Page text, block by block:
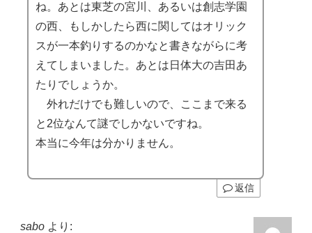
ね。あとは東芝の宮川、あるいは創志学園
の西、もしかしたら西に関してはオリック
スが一本釣りするのかなと書きながらに考
えてしまいました。あとは日体大の吉田あ
たりでしょうか。
外れだけでも難しいので、ここまで来る
と2位なんて謎でしかないですね。
本当に今年は分かりません。
返信
sabo より: